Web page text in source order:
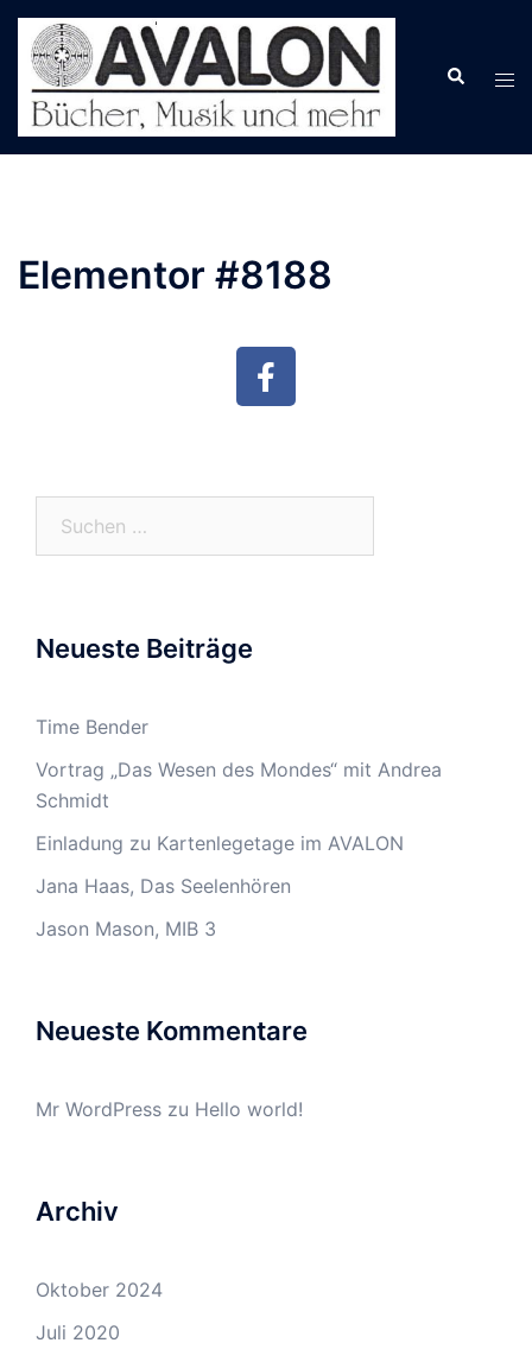
Elementor #8188
Neueste Beiträge
Time Bender
Vortrag „Das Wesen des Mondes“ mit Andrea
Schmidt
Einladung zu Kartenlegetage im AVALON
Jana Haas, Das Seelenhören
Jason Mason, MIB 3
Neueste Kommentare
Mr WordPress zu Hello world!
Archiv
Oktober 2024
Juli 2020